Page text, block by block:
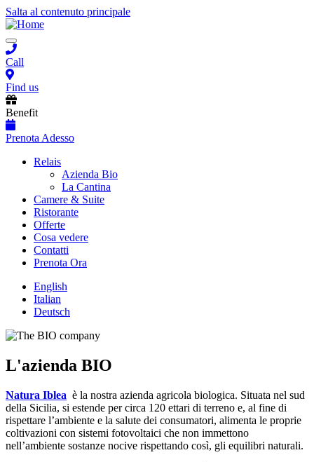
Salta al contenuto principale
Toggle
navigation
Call
Find us
Benefit
Prenota Adesso
Main
navigation
Relais
Azienda Bio
La Cantina
Camere & Suite
Ristorante
Offerte
Cosa vedere
Contatti
Prenota Ora
English
Italian
Deutsch
L'azienda BIO
Natura Iblea è la nostra azienda agricola biologica. Situata nel sud
della Sicilia, si estende per circa 120 ettari di terreno e, al fine di
rispettare l’ambiente e la salute dei consumatori, alimenta le proprie
coltivazioni con sistemi fotovoltaici che non immettono
nell’ambiente sostanze nocive rispettando così, gli equilibri naturali.